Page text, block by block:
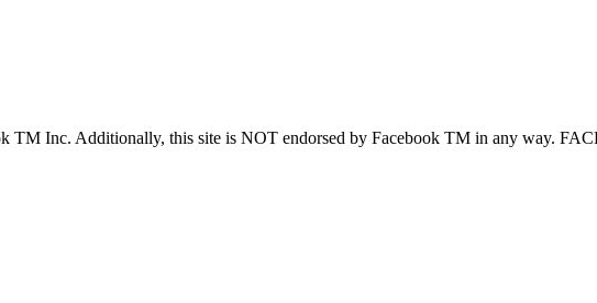
TM Inc. Additionally, this site is NOT endorsed by Facebook TM in any way.